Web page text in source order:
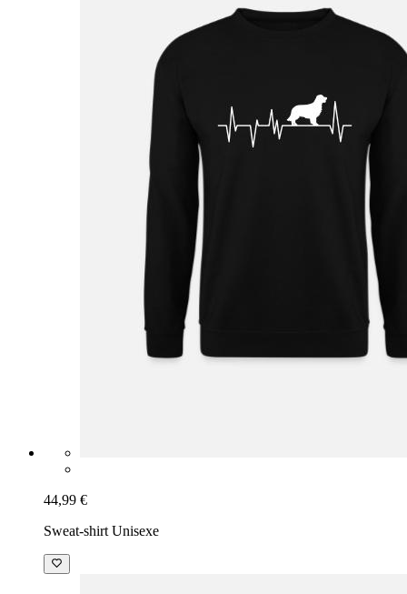
44,99 €
Sweat-shirt Unisexe